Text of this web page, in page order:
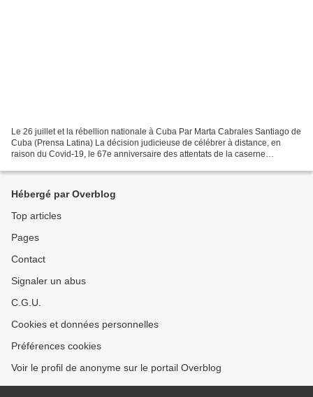
Le 26 juillet et la rébellion nationale à Cuba Par Marta Cabrales Santiago de
Cuba (Prensa Latina) La décision judicieuse de célébrer à distance, en
raison du Covid-19, le 67e anniversaire des attentats de la caserne
Hébergé par Overblog
Top articles
Pages
Contact
Signaler un abus
C.G.U.
Cookies et données personnelles
Préférences cookies
Voir le profil de anonyme sur le portail Overblog